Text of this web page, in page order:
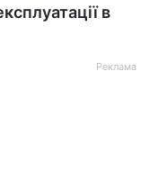
в
Реклама